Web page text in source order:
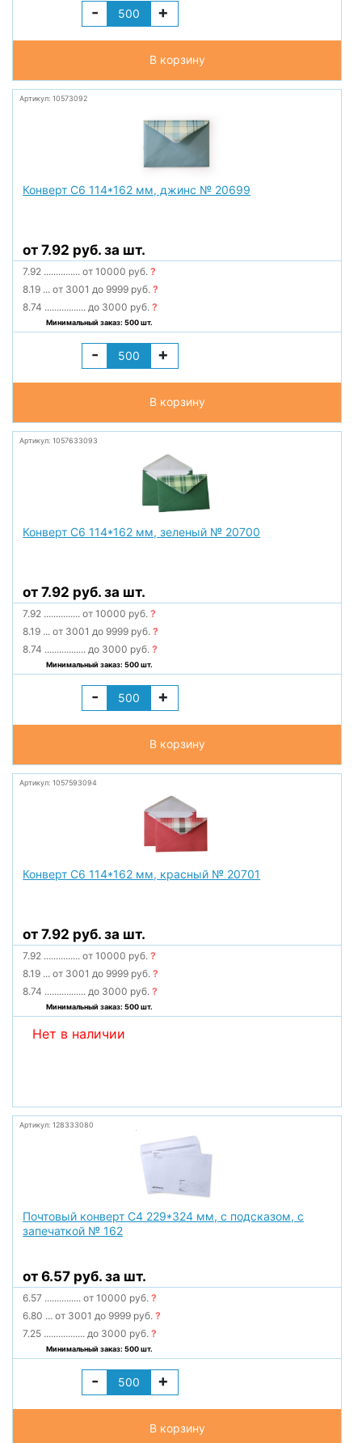
- +
В корзину
Артикул: 10573092
Конверт С6 114*162 мм, джинс № 20699
от 7.92 руб. за шт.
7.92 ............... от 10000 руб.?
8.19 ... от 3001 до 9999 руб.?
8.74 ................. до 3000 руб.?
Минимальный заказ: 500 шт.
- +
В корзину
Артикул: 1057633093
Конверт С6 114*162 мм, зеленый № 20700
от 7.92 руб. за шт.
7.92 ............... от 10000 руб.?
8.19 ... от 3001 до 9999 руб.?
8.74 ................. до 3000 руб.?
Минимальный заказ: 500 шт.
- +
В корзину
Артикул: 1057593094
Конверт С6 114*162 мм, красный № 20701
от 7.92 руб. за шт.
7.92 ............... от 10000 руб.?
8.19 ... от 3001 до 9999 руб.?
8.74 ................. до 3000 руб.?
Минимальный заказ: 500 шт.
Нет в наличии
Артикул: 128333080
Почтовый конверт С4 229*324 мм, с подсказом, с
запечаткой № 162
от 6.57 руб. за шт.
6.57 ............... от 10000 руб.?
6.80 ... от 3001 до 9999 руб.?
7.25 ................. до 3000 руб.?
Минимальный заказ: 500 шт.
- +
В корзину